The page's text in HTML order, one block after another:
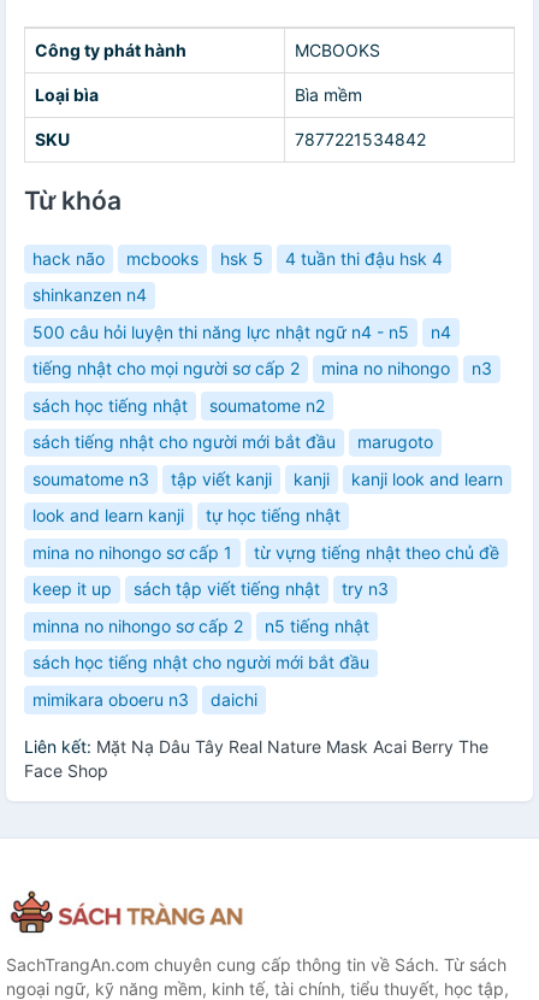
Công ty phát hành MCBOOKS
Loại bìa Bìa mềm
SKU 7877221534842
Từ khóa
hack não mcbooks hsk 5
4 tuần thi đậu hsk 4
shinkanzen n4
500 câu hỏi luyện thi năng lực nhật ngữ n4 - n5
n4
tiếng nhật cho mọi người sơ cấp 2
mina no nihongo
n3
sách học tiếng nhật
soumatome n2
sách tiếng nhật cho người mới bắt đầu
marugoto
soumatome n3
tập viết kanji kanji
kanji look and learn
look and learn kanji
tự học tiếng nhật
mina no nihongo sơ cấp 1
từ vựng tiếng nhật theo chủ đề
keep it up
sách tập viết tiếng nhật
try n3
minna no nihongo sơ cấp 2
n5 tiếng nhật
sách học tiếng nhật cho người mới bắt đầu
mimikara oboeru n3
daichi
Liên kết: Mặt Nạ Dâu Tây Real Nature Mask Acai Berry The
Face Shop
SachTrangAn.com chuyên cung cấp thông tin về Sách. Từ sách
ngoại ngữ, kỹ năng mềm, kinh tế, tài chính, tiểu thuyết, học tập,